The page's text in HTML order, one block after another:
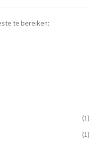
te bereiken:
(1)
(1)